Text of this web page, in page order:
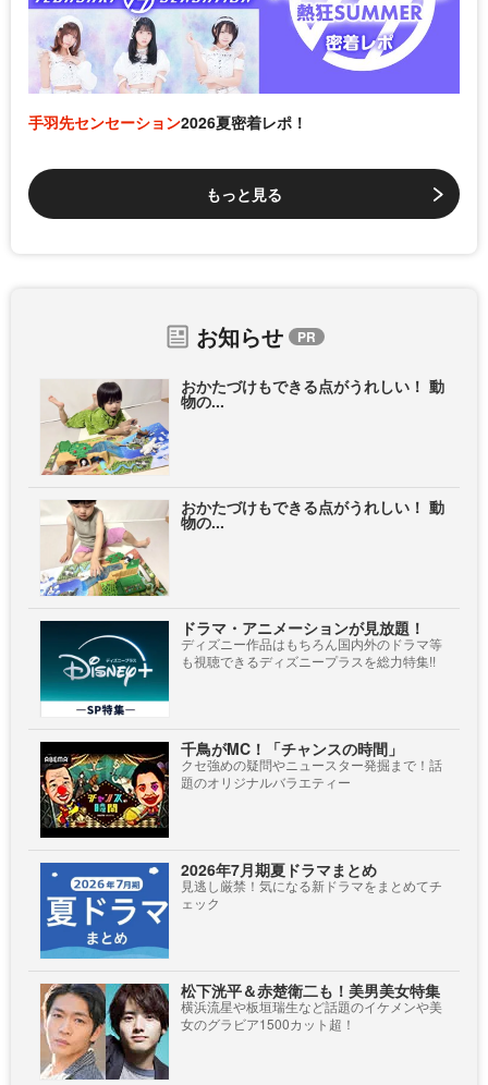
手羽先センセーション2026夏密着レポ！
もっと見る
お知らせ
おかたづけもできる点がうれしい！ 動
物の...
おかたづけもできる点がうれしい！ 動
物の...
ドラマ・アニメーションが見放題！
ディズニー作品はもちろん国内外のドラマ等
も視聴できるディズニープラスを総力特集!!
千鳥がMC！「チャンスの時間」
クセ強めの疑問やニュースター発掘まで！話
題のオリジナルバラエティー
2026年7月期夏ドラマまとめ
見逃し厳禁！気になる新ドラマをまとめてチ
ェック
松下洸平＆赤楚衛二も！美男美女特集
横浜流星や板垣瑞生など話題のイケメンや美
女のグラビア1500カット超！